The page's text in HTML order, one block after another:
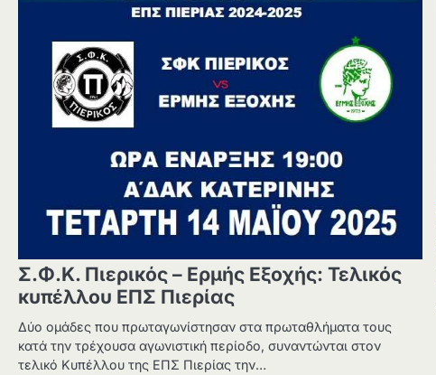
Σ.Φ.Κ. Πιερικός – Ερμής Εξοχής: Τελικός
κυπέλλου ΕΠΣ Πιερίας
Δύο ομάδες που πρωταγωνίστησαν στα πρωταθλήματα τους
κατά την τρέχουσα αγωνιστική περίοδο, συναντώνται στον
τελικό Κυπέλλου της ΕΠΣ Πιερίας την…